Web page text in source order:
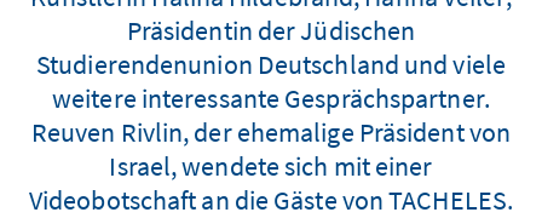
Präsidentin der Jüdischen
Studierendenunion Deutschland und viele
weitere interessante Gesprächspartner.
Reuven Rivlin, der ehemalige Präsident von
Israel, wendete sich mit einer
Videobotschaft an die Gäste von TACHELES.